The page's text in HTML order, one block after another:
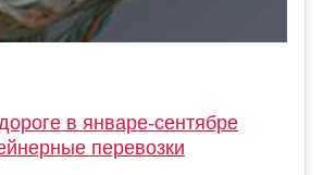
в январе-сентябре
перевозки